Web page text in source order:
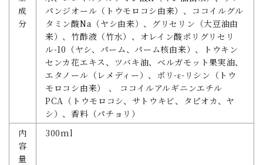
成
分
パンジオール（トウモロコシ由来）、ココイルグル
タミン酸Na（ヤシ由来）、グリセリン（大豆油由
来）、竹酢液（竹水）、オレイン酸ポリグリセリ
ル-10（ヤシ、パーム、パーム核由来）、トウキン
センカ花エキス、ツバキ油、ベルガモット果実油、
エタノール（レメディー）、ポリ-ε-リシン（トウ
モロコシ由来） 、 ココイルアルギニンエチル
PCA（トウモロコシ、サトウキビ、タピオカ、ヤ
シ）、香料（パチョリ）
内
容
量
300ml